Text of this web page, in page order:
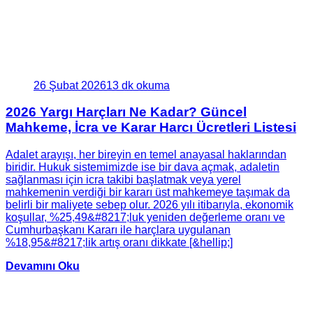
26 Şubat 202613 dk okuma
2026 Yargı Harçları Ne Kadar? Güncel
Mahkeme, İcra ve Karar Harcı Ücretleri Listesi
Adalet arayışı, her bireyin en temel anayasal haklarından
biridir. Hukuk sistemimizde ise bir dava açmak, adaletin
sağlanması için icra takibi başlatmak veya yerel
mahkemenin verdiği bir kararı üst mahkemeye taşımak da
belirli bir maliyete sebep olur. 2026 yılı itibarıyla, ekonomik
koşullar, %25,49&#8217;luk yeniden değerleme oranı ve
Cumhurbaşkanı Kararı ile harçlara uygulanan
%18,95&#8217;lik artış oranı dikkate [&hellip;]
Devamını Oku